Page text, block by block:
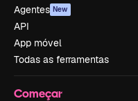
Agentes New
API
App móvel
Todas as ferramentas
Começar